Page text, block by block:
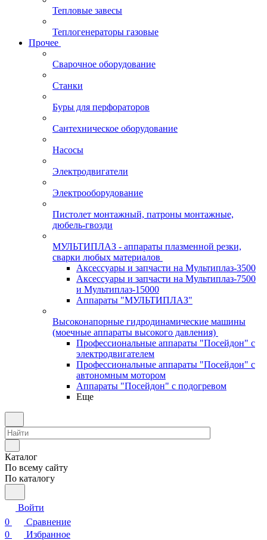
Тепловые завесы
Теплогенераторы газовые
Прочее
Сварочное оборудование
Станки
Буры для перфораторов
Сантехническое оборудование
Насосы
Электродвигатели
Электрооборудование
Пистолет монтажный, патроны монтажные,
дюбель-гвозди
МУЛЬТИПЛАЗ - аппараты плазменной резки,
сварки любых материалов
Аксессуары и запчасти на Мультиплаз-3500
Аксессуары и запчасти на Мультиплаз-7500
и Мультиплаз-15000
Аппараты "МУЛЬТИПЛАЗ"
Высоконапорные гидродинамические машины
(моечные аппараты высокого давления)
Профессиональные аппараты "Посейдон" с
электродвигателем
Профессиональные аппараты "Посейдон" с
автономным мотором
Аппараты "Посейдон" с подогревом
Еще
Каталог
По всему сайту
По каталогу
Войти
0
Сравнение
0
Избранное